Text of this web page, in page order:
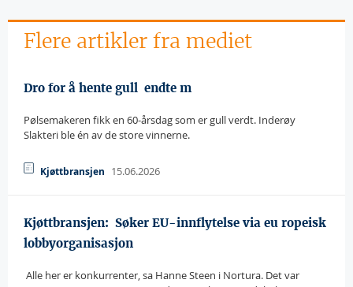
Flere artikler fra mediet
Dro for å hente gull  endte m
Pølsemakeren fikk en 60-årsdag som er gull verdt. Inderøy
Slakteri ble én av de store vinnerne.
Kjøttbransjen 15.06.2026
Kjøttbransjen:  Søker EU-innflytelse via eu ropeisk
lobbyorganisasjon
 Alle her er konkurrenter, sa Hanne Steen i Nortura. Det var